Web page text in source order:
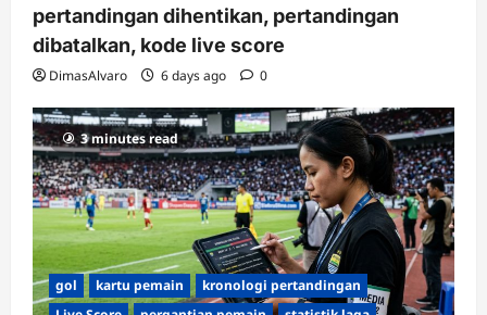
pertandingan dihentikan, pertandingan
dibatalkan, kode live score
DimasAlvaro 6 days ago 0
3 minutes read
gol kartu pemain
kronologi pertandingan